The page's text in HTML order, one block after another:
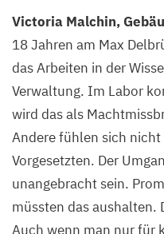
Felix
Petermann,
Victoria Malchin,
18Jahren am Max
das Arbeiten in der
Verwaltung. Im Labor
wird das als
Andere fühlen sich
Vorgesetzten. Der
unangebracht sein.
müssten das aushalten.
Auch wenn man nur für